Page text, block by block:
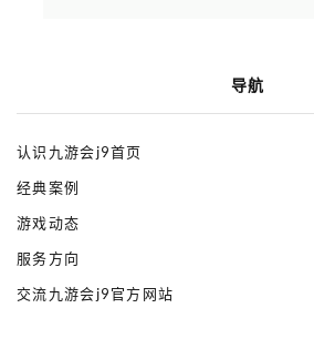
导航
认识九游会j9首页
经典案例
游戏动态
服务方向
交流九游会j9官方网站